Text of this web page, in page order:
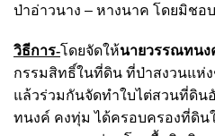
ป่าอ่าวนาง – หางนาค โดยมิชอ
วิธีการ-โดยจัดให้นายวรรณทนง
กรรมสิทธิ์ในที่ดิน ที่ป่าสงวนแห่
แล้วร่วมกันจัดทําใบไต่สวนที่ดิน
ทนงค์ คงทุ่ม ได้ครอบครองที่ดิน